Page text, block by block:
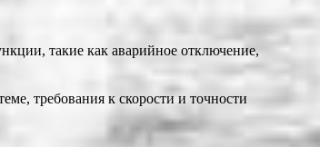
такие как аварийное отключение,
требования к скорости и точности